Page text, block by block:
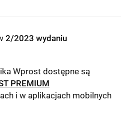
2/2023 wydaniu
Wprost dostępne są
PREMIUM
i w aplikacjach mobilnych